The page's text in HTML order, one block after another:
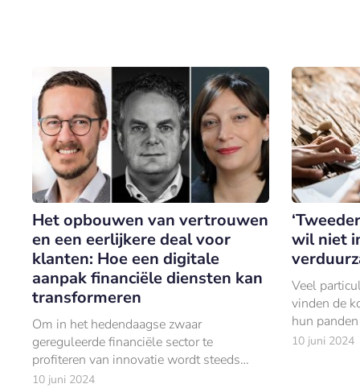
Het opbouwen van vertrouwen
en een eerlijkere deal voor
klanten: Hoe een digitale
aanpak financiële diensten kan
transformeren
Om in het hedendaagse zwaar
gereguleerde financiële sector te
profiteren van innovatie wordt steeds
lastiger.
10 juni 2024
wil niet
Veel
vinden de
hun
baten.
10 juni 2024